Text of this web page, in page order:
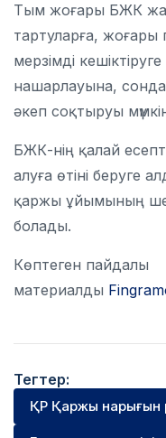
Тым жоғары БЖК
тартуларға,
мерзімді
нашарлауына,
әкеп соқтыруы
БЖК-нің қалай
алуға өтіні беруге
қаржы ұйымының
болады.
Көптеген пайдалы
материалды
Тегтер:
ҚР Қаржы нарығын